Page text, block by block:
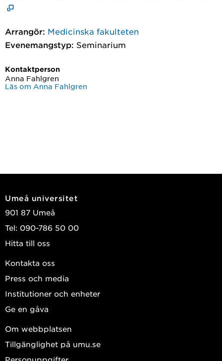
Arrangör: Medicinska fakulteten
Evenemangstyp: Seminarium
Kontaktperson
Anna Fahlgren
Läs om Anna Fahlgren
Umeå universitet
901 87 Umeå
Tel: 090-786 50 00
Hitta till oss
Kontakta oss
Press och media
Institutioner och enheter
Ge en gåva
Om webbplatsen
Tillgänglighet på umu.se